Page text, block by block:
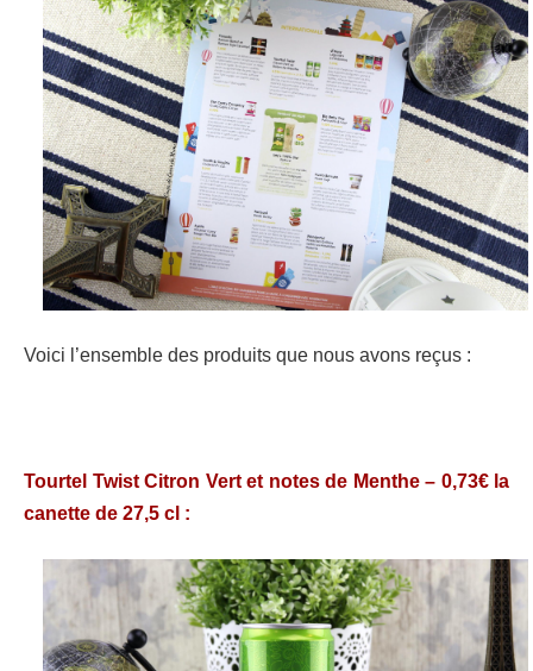
Voici l’ensemble des produits que nous avons reçus :
Tourtel Twist Citron Vert et notes de Menthe – 0,73€ la
canette de 27,5 cl :